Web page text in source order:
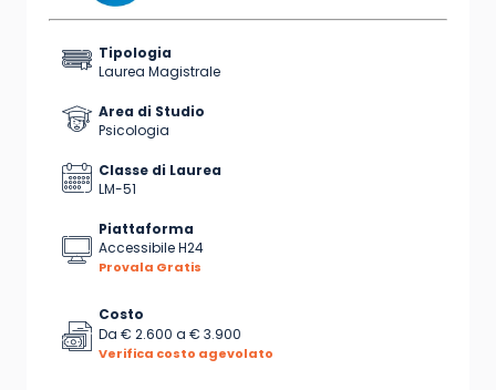
Tipologia
Laurea Magistrale
Area di Studio
Psicologia
Classe di Laurea
LM-51
Piattaforma
Accessibile H24
Provala Gratis
Costo
Da € 2.600 a € 3.900
Verifica costo agevolato